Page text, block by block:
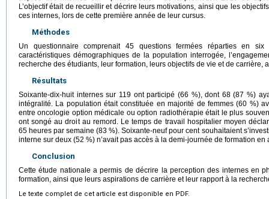
L’objectif était de recueillir et décrire leurs motivations, ainsi que les
ces internes, lors de cette première année de leur cursus.
Méthodes
Un questionnaire comprenait 45 questions fermées réparties en
caractéristiques démographiques de la population interrogée,
recherche des étudiants, leur formation, leurs objectifs de vie et de carrière,
Résultats
Soixante-dix-huit internes sur 119 ont participé (66 %), dont 68 (87 %)
intégralité. La population était constituée en majorité de femmes (60 %)
entre oncologie option médicale ou option radiothérapie était le plus
ont songé au droit au remord. Le temps de travail hospitalier moyen
65 heures par semaine (83 %). Soixante-neuf pour cent souhaitaient
interne sur deux (52 %) n’avait pas accès à la demi-journée de formation en
Conclusion
Cette étude nationale a permis de décrire la perception des internes en
formation, ainsi que leurs aspirations de carrière et leur rapport à la
Le texte complet de cet article est disponible en PDF.